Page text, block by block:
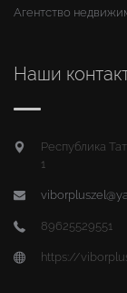
Агентство
Наши
Республика
1
89625529551
https://